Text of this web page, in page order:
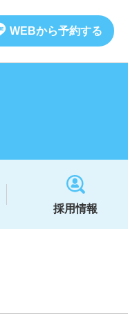
WEBから予約する
採用情報